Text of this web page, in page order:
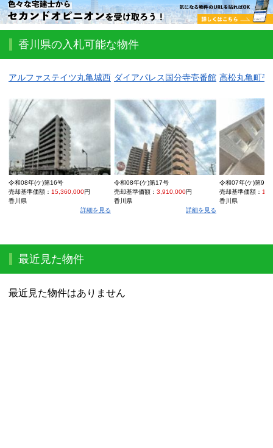
香川県の入札可能な物件
アルファステイツ丸亀城西
令和08年(ケ)第16号
売却基準価額： 15,360,000円
香川県
詳細を見る
ダイアパレス国分寺壱番館
令和08年(ケ)第17号
売却基準価額： 3,910,000円
香川県
詳細を見る
高松丸亀町壱
令和07年(ケ)第97
売却基準価額：
香川県
最近見た物件
最近見た物件はありません